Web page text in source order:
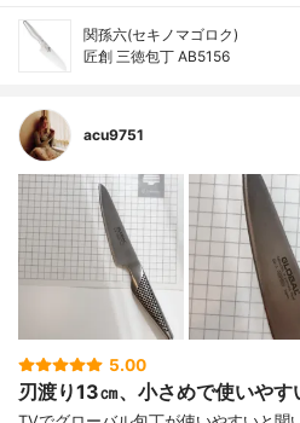
関孫六(セキノマゴロク)
匠創 三徳包丁 AB5156
acu9751
5.00
刃渡り13㎝、小さめで使いやす